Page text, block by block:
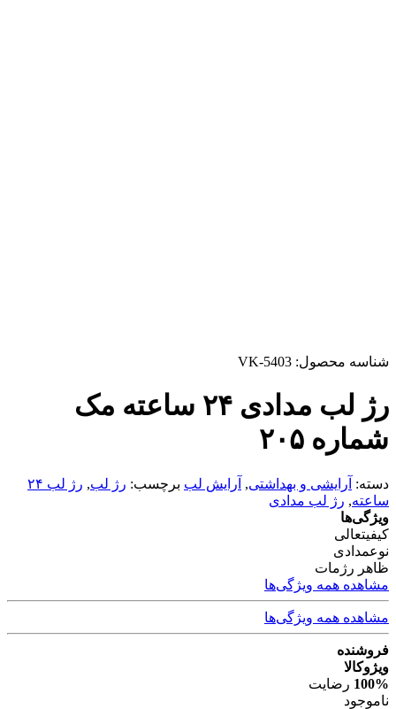
شناسه محصول: VK-5403
رژ لب مدادی ۲۴ ساعته مک
شماره ۲۰۵
دسته: آرایشی و بهداشتی, آرایش لب برچسب: رژ لب,
رژ لب ۲۴
ساعته, رژ لب مدادی
ویژگی‌ها
کیفیتعالی
نوعمدادی
ظاهر رژ مات
مشاهده همه ویژگی‌ها
مشاهده همه ویژگی‌ها
فروشنده
ویژوکالا
100% رضایت
ناموجود